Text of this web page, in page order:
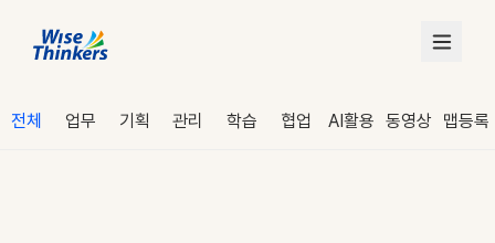
전체 업무 기획 관리 학습 협업 AI활용 동영상 맵등록